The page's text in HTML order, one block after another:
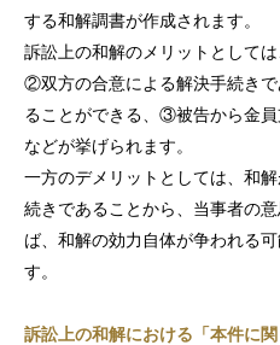
する和解調書が作成されます。
訴訟上の和解のメリットとして
②双方の合意による解決手続き
ることができる、③被告から金
などが挙げられます。
一方のデメリットとしては、和
続きであることから、当事者の
ば、和解の効力自体が争われる
す。
訴訟上の和解における「本件に